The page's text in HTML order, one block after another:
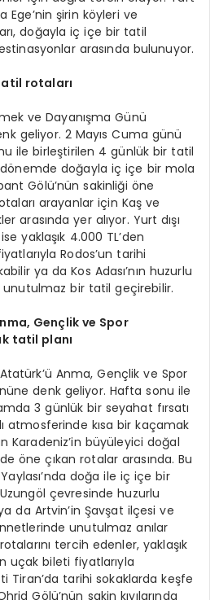
Ege’nin şirin köyleri ve
doğayla iç içe bir tatil
arasında bulunuyor.
rotaları
ve Dayanışma Günü
geliyor. 2 Mayıs Cuma günü
ile birleştirilen 4 günlük bir tatil
dönemde doğayla iç içe bir mola
Gölü’nün sakinliği öne
arayanlar için Kaş ve
arasında yer alıyor. Yurt dışı
yaklaşık 4.000 TL’den
Rodos’un tarihi
ya da Kos Adası’nın huzurlu
unutulmaz bir tatil geçirebilir.
Gençlik ve Spor
tatil planı
Atatürk’ü Anma, Gençlik ve Spor
denk geliyor. Hafta sonu ile
3 günlük bir seyahat fırsatı
atmosferinde kısa bir kaçamak
Karadeniz’in büyüleyici doğal
öne çıkan rotalar arasında. Bu
doğa ile iç içe bir
çevresinde huzurlu
da Artvin’in Şavşat ilçesi ve
unutulmaz anılar
tercih edenler, yaklaşık
uçak bileti fiyatlarıyla
Tiran’da tarihi sokaklarda keşfe
Gölü’nün sakin kıyılarında